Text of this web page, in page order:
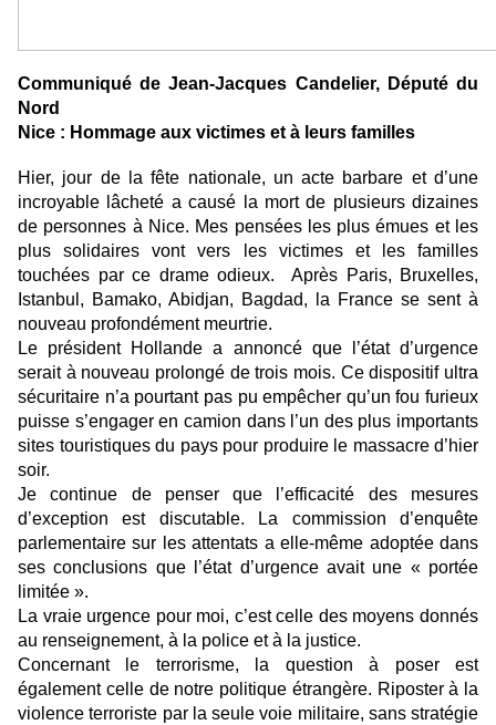
Communiqué de Jean-Jacques Candelier, Député du
Nord
Nice : Hommage aux victimes et à leurs familles
Hier, jour de la fête nationale, un acte barbare et d’une
incroyable lâcheté a causé la mort de plusieurs dizaines
de personnes à Nice. Mes pensées les plus émues et les
plus solidaires vont vers les victimes et les familles
touchées par ce drame odieux. Après Paris, Bruxelles,
Istanbul, Bamako, Abidjan, Bagdad, la France se sent à
nouveau profondément meurtrie.
Le président Hollande a annoncé que l’état d’urgence
serait à nouveau prolongé de trois mois. Ce dispositif ultra
sécuritaire n’a pourtant pas pu empêcher qu’un fou furieux
puisse s’engager en camion dans l’un des plus importants
sites touristiques du pays pour produire le massacre d’hier
soir.
Je continue de penser que l’efficacité des mesures
d’exception est discutable. La commission d’enquête
parlementaire sur les attentats a elle-même adoptée dans
ses conclusions que l’état d’urgence avait une « portée
limitée ».
La vraie urgence pour moi, c’est celle des moyens donnés
au renseignement, à la police et à la justice.
Concernant le terrorisme, la question à poser est
également celle de notre politique étrangère. Riposter à la
violence terroriste par la seule voie militaire, sans stratégie